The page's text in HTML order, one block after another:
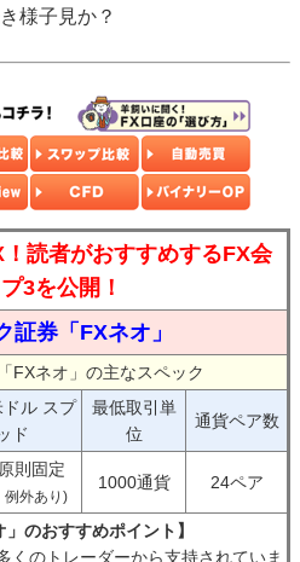
様子見か？
！読者がおすすめするFX会
3を公開！
証券「FXネオ」
FXネオ」の主なスペック
ル スプ
ド
最低取引単
位
通貨ペア数
則固定
例外あり)
1000通貨 24ペア
のおすすめポイント】
くのトレーダーから支持されていま